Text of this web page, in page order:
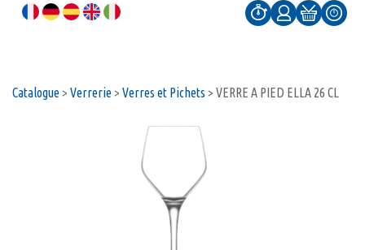
Catalogue> Verrerie> Verres et Pichets > VERRE A PIED ELLA 26 CL